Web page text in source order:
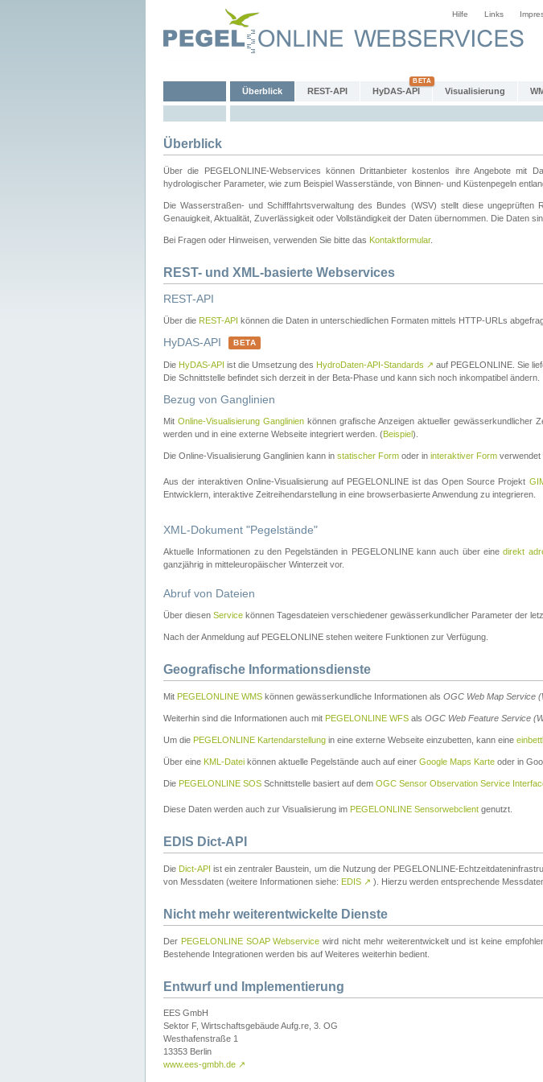
Hilfe Links
Überblick REST-API HyDAS-API Visualisierung
Überblick
Über die PEGELONLINE-Webservices können Drittanbieter kostenlos ihre Angebote mit
hydrologischer Parameter, wie zum Beispiel Wasserstände, von Binnen- und Küstenpegeln
Die Wasserstraßen- und Schifffahrtsverwaltung des Bundes (WSV) stellt diese
Genauigkeit, Aktualität, Zuverlässigkeit oder Vollständigkeit der Daten übernommen. Die Daten
Bei Fragen oder Hinweisen, verwenden Sie bitte das Kontaktformular.
REST- und XML-basierte Webservices
REST-API
Über die REST-API können die Daten in unterschiedlichen Formaten mittels HTTP-URLs
HyDAS-API BETA
Die HyDAS-API ist die Umsetzung des HydroDaten-API-Standards ↗ auf PEGELONLINE. Sie
Die Schnittstelle befindet sich derzeit in der Beta-Phase und kann sich noch inkompatibel ändern.
Bezug von Ganglinien
MitOnline-Visualisierung Ganglinien können grafische Anzeigen aktueller gewässerkundlicher
werden und in eine externe Webseite integriert werden. (Beispiel).
Die Online-Visualisierung Ganglinien kann in statischer Form oder in interaktiver Form verwendet
Aus der interaktiven Online-Visualisierung auf PEGELONLINE ist das Open Source Projekt
Entwicklern, interaktive Zeitreihendarstellung in eine browserbasierte Anwendung zu integrieren.
XML-Dokument "Pegelstände"
Aktuelle Informationen zu den Pegelständen in PEGELONLINE kann auch über einedirekt
ganzjährig in mitteleuropäischer Winterzeit vor.
Abruf von Dateien
Über diesen Service können Tagesdateien verschiedener gewässerkundlicher Parameter der
Nach der Anmeldung auf PEGELONLINE stehen weitere Funktionen zur Verfügung.
Geografische Informationsdienste
Mit PEGELONLINE WMS können gewässerkundliche Informationen als OGC Web Map Service
Weiterhin sind die Informationen auch mit PEGELONLINE WFS als OGC Web Feature Service
Um die PEGELONLINE Kartendarstellung in eine externe Webseite einzubetten, kann eine
Über eine KML-Datei können aktuelle Pegelstände auch auf einer Google Maps Karte oder in
Die PEGELONLINE SOS Schnittstelle basiert auf dem OGC Sensor Observation Service
Diese Daten werden auch zur Visualisierung im PEGELONLINE Sensorwebclient genutzt.
EDIS Dict-API
Die Dict-API ist ein zentraler Baustein, um die Nutzung der PEGELONLINE-
von Messdaten (weitere Informationen siehe: EDIS ↗ ). Hierzu werden entsprechende
Nicht mehr weiterentwickelte Dienste
Der PEGELONLINE SOAP Webservice wird nicht mehr weiterentwickelt und ist keine
Bestehende Integrationen werden bis auf Weiteres weiterhin bedient.
Entwurf und Implementierung
EES GmbH
Sektor F, Wirtschaftsgebäude Aufg.re, 3. OG
Westhafenstraße 1
13353 Berlin
www.ees-gmbh.de ↗